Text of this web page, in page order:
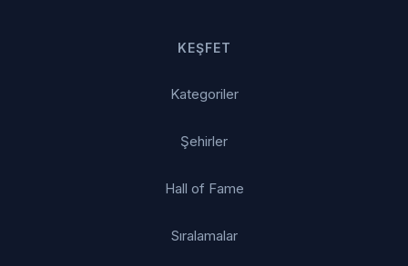
KEŞFET
Kategoriler
Şehirler
Hall of Fame
Sıralamalar